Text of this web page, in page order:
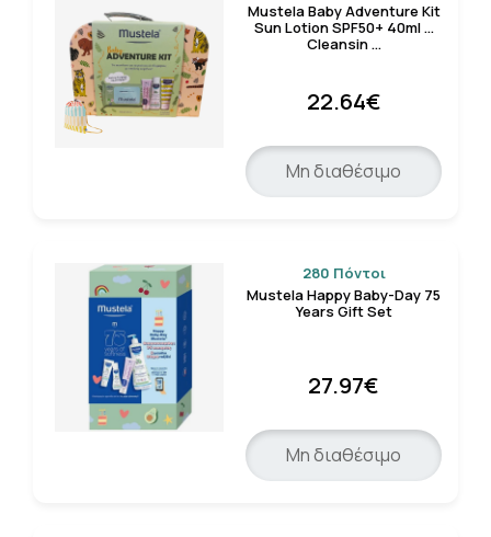
Mustela Baby Adventure Kit
Sun Lotion SPF50+ 40ml &
Cleansin …
22.64€
Μη διαθέσιμο
280 Πόντοι
Mustela Happy Baby-Day 75
Years Gift Set
27.97€
Μη διαθέσιμο